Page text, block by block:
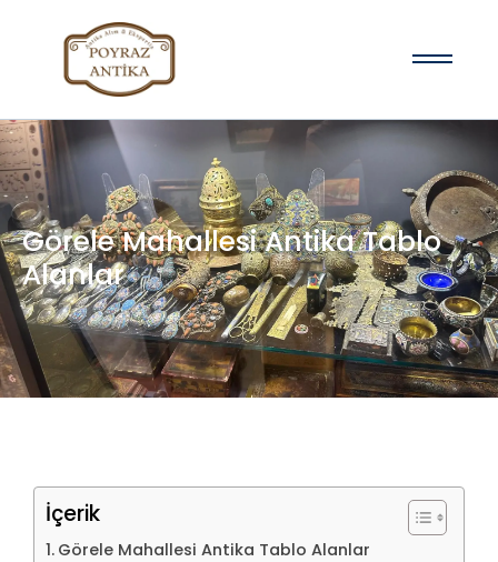
Görele Mahallesi Antika Tablo
Alanlar
İçerik
Görele Mahallesi Antika Tablo Alanlar